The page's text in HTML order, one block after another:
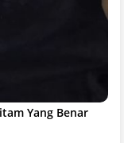
Yang Benar